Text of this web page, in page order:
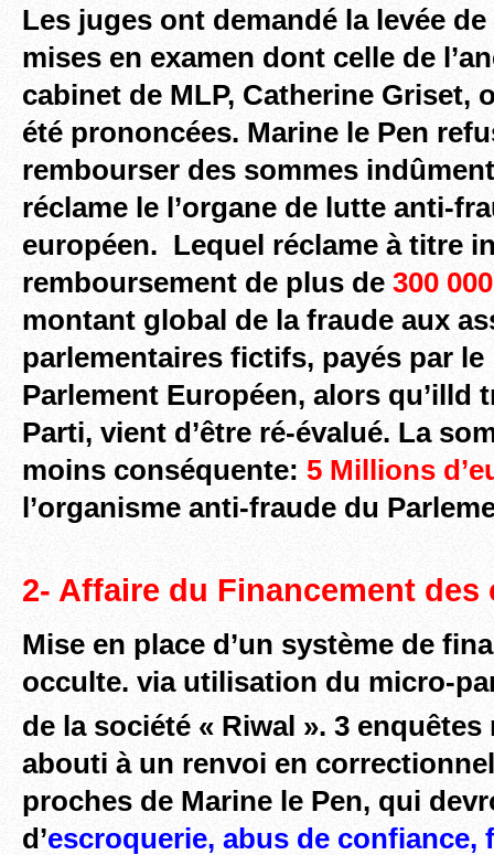
Les juges ont demandé la levée
mises en examen dont celle de
cabinet de MLP, Catherine Griset,
été prononcées. Marine le Pen
rembourser des sommes
réclame le l’organe de lutte anti-
européen. Lequel réclame à titre
remboursement de plus de 300
montant global de la fraude aux
parlementaires fictifs, payés par le
Parlement Européen, alors qu’illd
Parti, vient d’être ré-évalué. La
moins conséquente: 5 Millions
l’organisme anti-fraude du
2- Affaire du Financement des
Mise en place d’un système de
occulte. via utilisation du micro-
de la société « Riwal ». 3 enquêtes
abouti à un renvoi en
proches de Marine le Pen, qui
d’escroquerie, abus de confiance,